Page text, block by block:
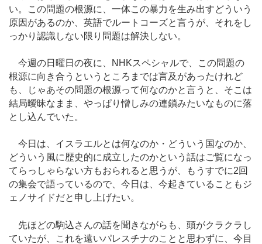
い。この問題の根源に、一体この暴力を生み出すどういう
原因があるのか、英語でルートコーズと言うが、それをし
っかり認識しない限り問題は解決しない。
今週の日曜日の夜に、NHKスペシャルで、この問題の
根源に向き合うというところまでは言及があったけれど
も、じゃあその問題の根源って何なのかと言うと、そこは
結局曖昧なまま、やっぱり憎しみの連鎖みたいなものに落
とし込んでいた。
今日は、イスラエルとは何なのか・どういう国なのか、
どういう風に歴史的に成立したのかという話はご覧になっ
てらっしゃらない方もおられると思うが、もうすでに2回
の集会で語っているので、今日は、今起きていることもジ
ェノサイドだと申し上げたい。
先ほどの駒込さんの話を聞きながらも、頭がクラクラし
ていたが、これを遠いパレスチナのことと思わずに、今目